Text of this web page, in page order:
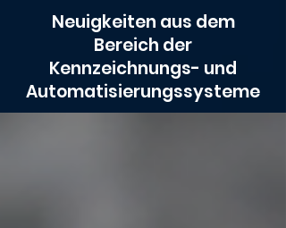
Neuigkeiten aus dem
Bereich der
Kennzeichnungs- und
Automatisierungssysteme